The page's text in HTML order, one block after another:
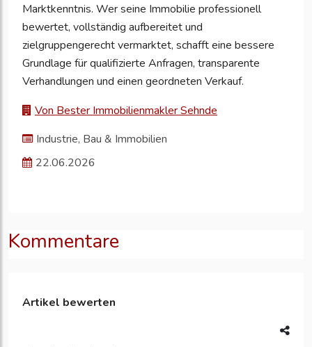
Marktkenntnis. Wer seine Immobilie professionell
bewertet, vollständig aufbereitet und
zielgruppengerecht vermarktet, schafft eine bessere
Grundlage für qualifizierte Anfragen, transparente
Verhandlungen und einen geordneten Verkauf.
Von Bester Immobilienmakler Sehnde
Industrie, Bau & Immobilien
22.06.2026
Kommentare
Artikel bewerten